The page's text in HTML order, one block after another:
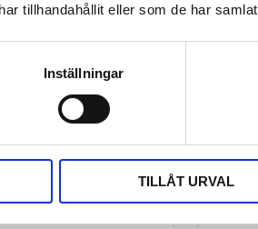
tillhandahållit eller som de har
Inställningar
TILLÅT URVAL
Bli